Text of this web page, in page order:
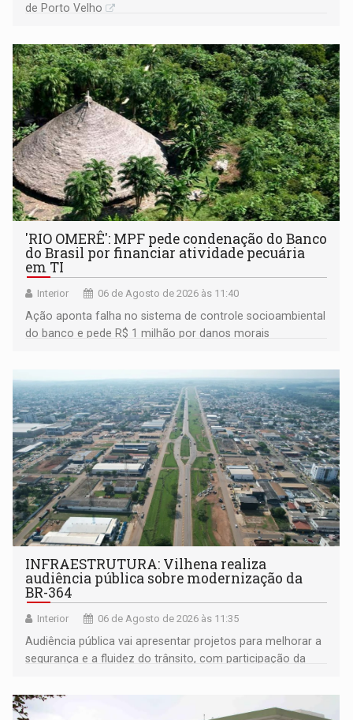
de Porto Velho
'RIO OMERÊ': MPF pede condenação do Banco
do Brasil por financiar atividade pecuária
em TI
Interior 06 de Agosto de 2026 às 11:40
Ação aponta falha no sistema de controle socioambiental
do banco e pede R$ 1 milhão por danos morais
INFRAESTRUTURA: Vilhena realiza
audiência pública sobre modernização da
BR-364
Interior 06 de Agosto de 2026 às 11:35
Audiência pública vai apresentar projetos para melhorar a
segurança e a fluidez do trânsito, com participação da